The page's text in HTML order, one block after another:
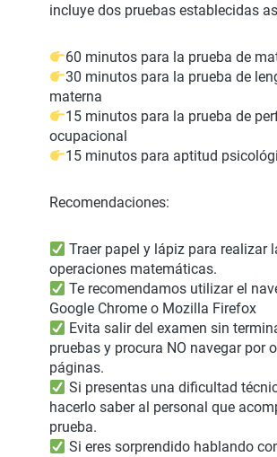
incluye dos pruebas establecidas
60 minutos para la prueba de
30 minutos para la prueba de
materna
15 minutos para la prueba de
ocupacional
15 minutos para aptitud
Recomendaciones:
Traer papel y lápiz para realizar
operaciones matemáticas.
Te recomendamos utilizar el
Google Chrome o Mozilla Firefox
Evita salir del examen sin
pruebas y procura NO navegar por
páginas.
Si presentas una dificultad
hacerlo saber al personal que
prueba.
Si eres sorprendido hablando